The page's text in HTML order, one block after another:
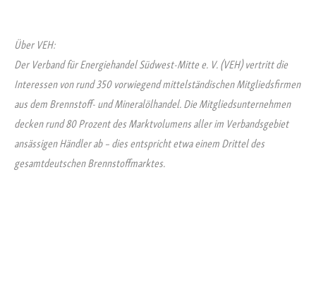
Über VEH:
Der Verband für Energiehandel Südwest-Mitte e. V. (VEH) vertritt die
Interessen von rund 350 vorwiegend mittelständischen Mitgliedsfirmen
aus dem Brennstoff- und Mineralölhandel. Die Mitgliedsunternehmen
decken rund 80 Prozent des Marktvolumens aller im Verbandsgebiet
ansässigen Händler ab – dies entspricht etwa einem Drittel des
gesamtdeutschen Brennstoffmarktes.